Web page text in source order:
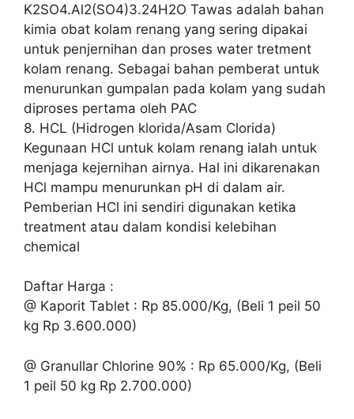
K2SO4.Al2(SO4)3.24H2O Tawas adalah bahan
kimia obat kolam renang yang sering dipakai
untuk penjernihan dan proses water tretment
kolam renang. Sebagai bahan pemberat untuk
menurunkan gumpalan pada kolam yang sudah
diproses pertama oleh PAC
8. HCL (Hidrogen klorida/Asam Clorida)
Kegunaan HCl untuk kolam renang ialah untuk
menjaga kejernihan airnya. Hal ini dikarenakan
HCl mampu menurunkan pH di dalam air.
Pemberian HCl ini sendiri digunakan ketika
treatment atau dalam kondisi kelebihan
chemical
Daftar Harga :
@ Kaporit Tablet : Rp 85.000/Kg, (Beli 1 peil 50
kg Rp 3.600.000)
@ Granullar Chlorine 90% : Rp 65.000/Kg, (Beli
1 peil 50 kg Rp 2.700.000)